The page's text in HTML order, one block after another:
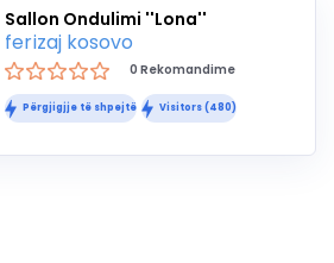
Sallon Ondulimi ''Lona''
ferizaj kosovo
0 Rekomandime
Përgjigjje të shpejtë Visitors (480)